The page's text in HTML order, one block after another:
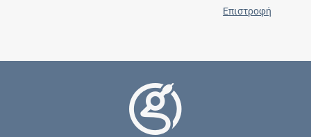
Επιστροφή